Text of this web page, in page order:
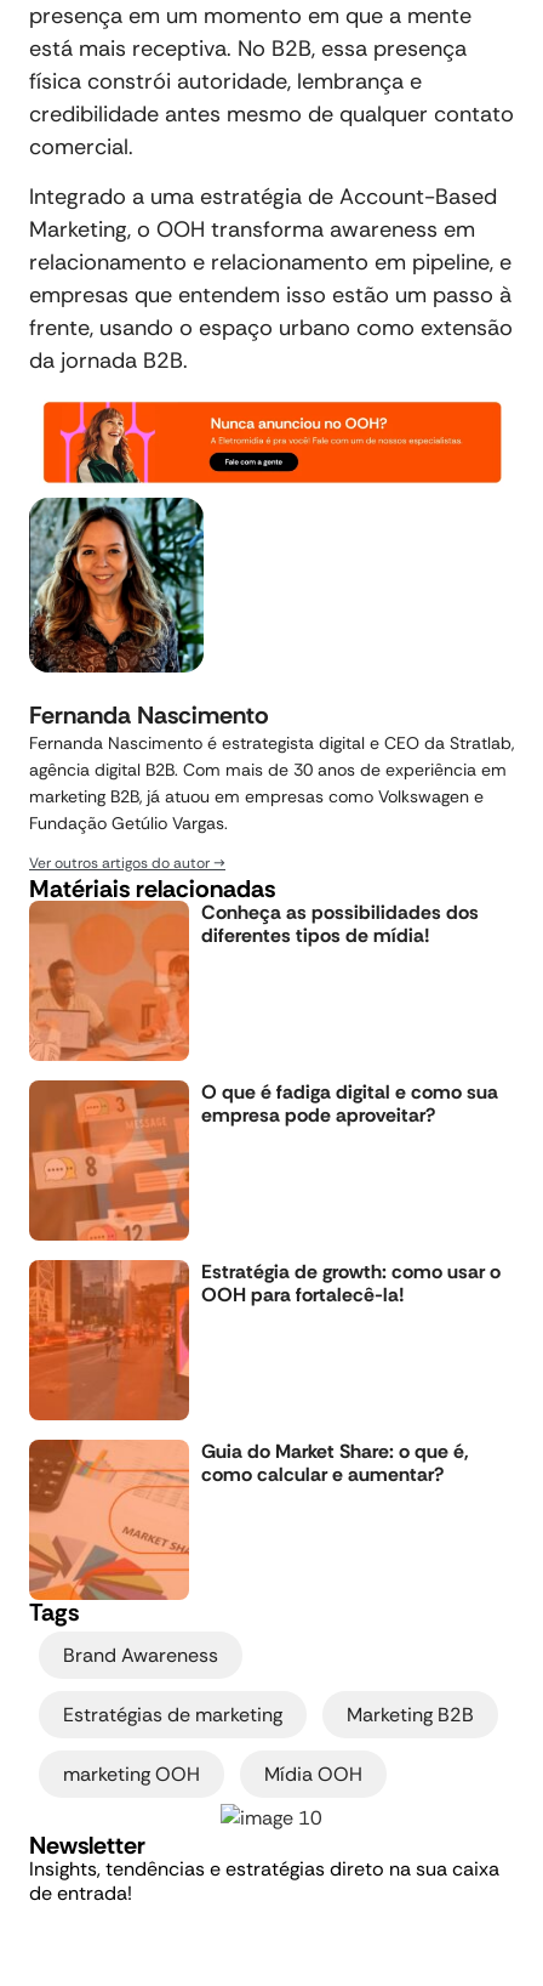
presença em um momento em que a mente
está mais receptiva. No B2B, essa presença
física constrói autoridade, lembrança e
credibilidade antes mesmo de qualquer contato
comercial.
Integrado a uma estratégia de Account-Based
Marketing, o OOH transforma awareness em
relacionamento e relacionamento em pipeline, e
empresas que entendem isso estão um passo à
frente, usando o espaço urbano como extensão
da jornada B2B.
Fernanda Nascimento
Fernanda Nascimento é estrategista digital e CEO da Stratlab,
agência digital B2B. Com mais de 30 anos de experiência em
marketing B2B, já atuou em empresas como Volkswagen e
Fundação Getúlio Vargas.
Ver outros artigos do autor
Matériais relacionadas
Conheça as possibilidades dos
diferentes tipos de mídia!
O que é fadiga digital e como sua
empresa pode aproveitar?
Estratégia de growth: como usar o
OOH para fortalecê-la!
Guia do Market Share: o que é,
como calcular e aumentar?
Tags
Brand Awareness
Estratégias de marketing Marketing B2B
marketing OOH Mídia OOH
Newsletter
Insights, tendências e estratégias direto na sua caixa
de entrada!